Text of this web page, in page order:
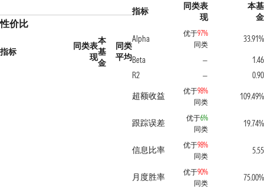
性价比
指标
同类表
现
本
基
金
同类
平均
指标
同类表
现
本基
金
Alpha
优于97%
同类
33.91%
Beta
—
1.46
R2
—
0.90
超额收益
优于98%
同类
109.49%
跟踪误差 优于6%
同类
19.74%
信息比率 优于98%
同类
5.55
月度胜率 优于90%
同类
75.00%